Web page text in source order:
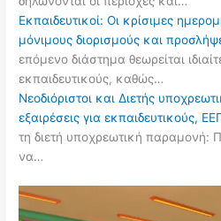
Εκπαιδευτικοί: Οι κρίσιμες
μόνιμους διορισμούς και
επόμενο διάστημα θεωρείται
εκπαιδευτικούς, καθώς…
Νεοδιόριστοι και Διετής
εξαιρέσεις για εκπαιδευτικούς,
τη διετή υποχρεωτική παραμονή:
να…